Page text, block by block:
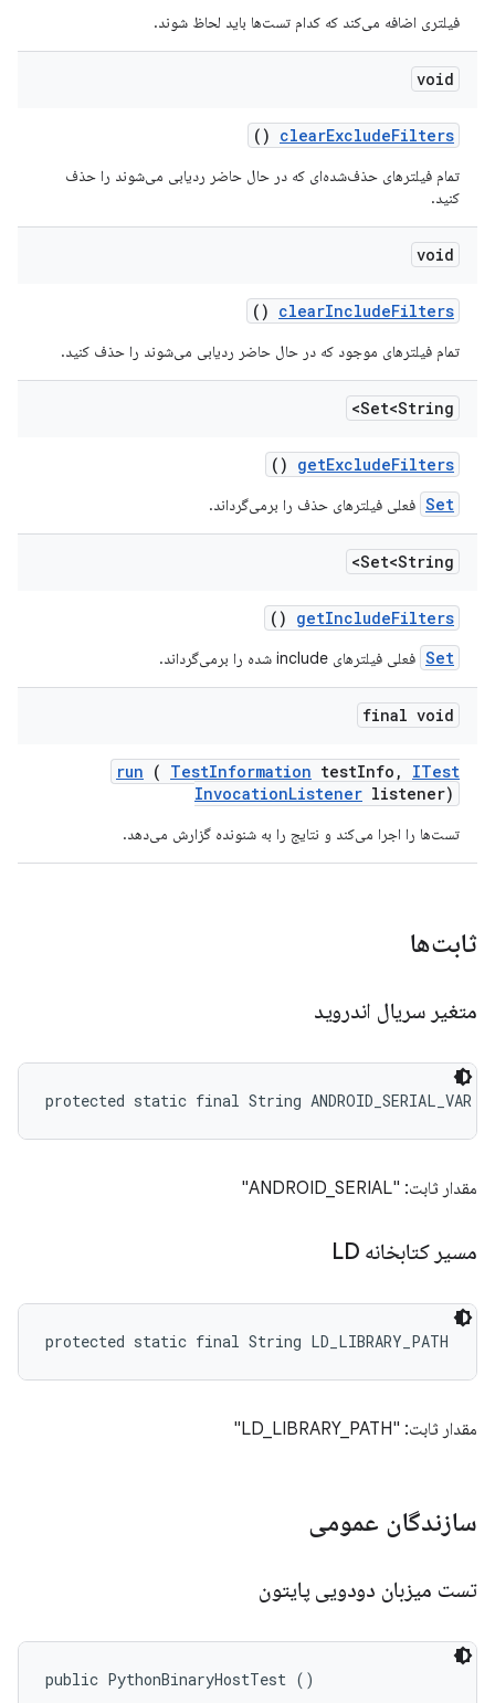
فیلتری اضافه می‌کند که کدام تست‌ها باید لحاظ شوند.
void
clearExcludeFilters
()
تمام فیلترهای حذف‌شده‌ای که در حال حاضر ردیابی می‌شوند را حذف
کنید.
void
clearIncludeFilters
()
تمام فیلترهای موجود که در حال حاضر ردیابی می‌شوند را حذف کنید.
Set<String>
getExcludeFilters
()
Set فعلی فیلترهای حذف را برمی‌گرداند.
Set<String>
getIncludeFilters
()
Set فعلی فیلترهای include شده را برمی‌گرداند.
final void
run ( TestInformation testInfo ,
ITest
InvocationListener listener)
تست‌ها را اجرا می‌کند و نتایج را به شنونده گزارش می‌دهد.
ثابت‌ها
متغیر سریال اندروید
protected static final String ANDROID_SERIAL_VAR
مقدار ثابت: "ANDROID_SERIAL"
مسیر کتابخانه LD
protected static final String LD_LIBRARY_PATH
مقدار ثابت: "LD_LIBRARY_PATH"
سازندگان عمومی
تست میزبان دودویی پایتون
public PythonBinaryHostTest ()